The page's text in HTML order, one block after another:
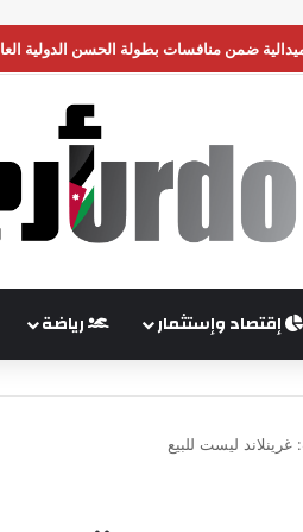
على إسرائيل لبدء هدنة في غزة
إقتصاد وإستثمار رياضة
ليست للبيع